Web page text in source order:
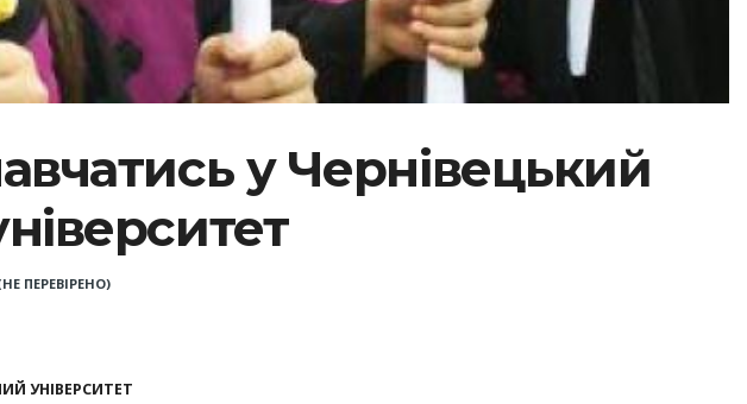
у Чернівецький
ПЕРЕВІРЕНО)
УНІВЕРСИТЕТ